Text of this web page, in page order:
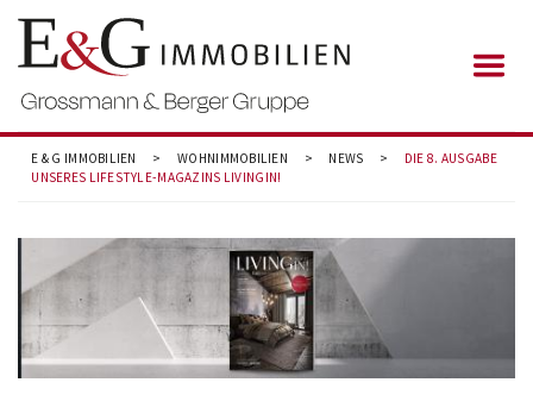
E & G IMMOBILIEN > WOHNIMMOBILIEN > NEWS >
DIE 8. AUSGABE
UNSERES LIFESTYLE-MAGAZINS LIVINGIN!